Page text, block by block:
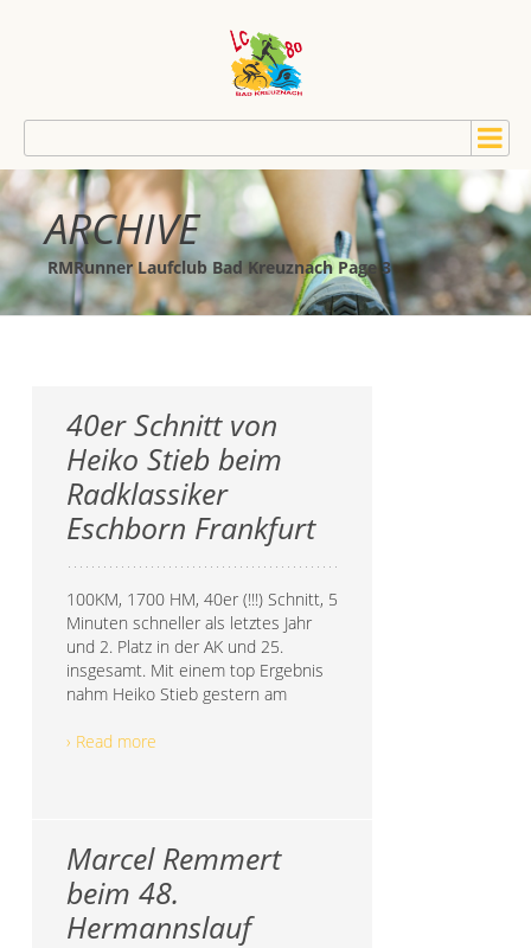
ARCHIVE
RMRunner Laufclub Bad Kreuznach Page 3
40er Schnitt von
Heiko Stieb beim
Radklassiker
Eschborn Frankfurt
100KM, 1700 HM, 40er (!!!) Schnitt, 5
Minuten schneller als letztes Jahr
und 2. Platz in der AK und 25.
insgesamt. Mit einem top Ergebnis
nahm Heiko Stieb gestern am
› Read more
Marcel Remmert
beim 48.
Hermannslauf